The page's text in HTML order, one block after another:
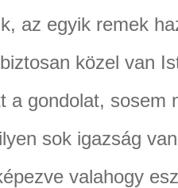
az egyik remek
közel van
a gondolat, sosem
sok igazság
valahogy